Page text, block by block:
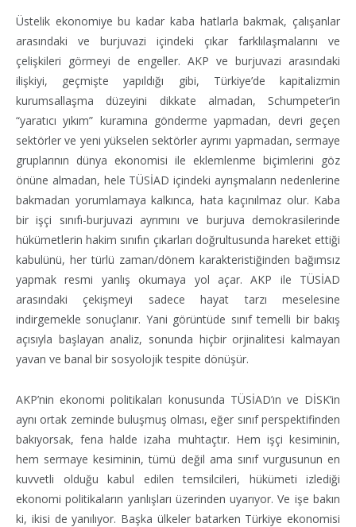
Üstelik ekonomiye bu kadar kaba hatlarla bakmak, çalışanlar
arasındaki ve burjuvazi içindeki çıkar farklılaşmalarını ve
çelişkileri görmeyi de engeller. AKP ve burjuvazi arasındaki
ilişkiyi, geçmişte yapıldığı gibi, Türkiye’de kapitalizmin
kurumsallaşma düzeyini dikkate almadan, Schumpeter’in
“yaratıcı yıkım” kuramına gönderme yapmadan, devri geçen
sektörler ve yeni yükselen sektörler ayrımı yapmadan, sermaye
gruplarının dünya ekonomisi ile eklemlenme biçimlerini göz
önüne almadan, hele TÜSİAD içindeki ayrışmaların nedenlerine
bakmadan yorumlamaya kalkınca, hata kaçınılmaz olur. Kaba
bir işçi sınıfı-burjuvazi ayrımını ve burjuva demokrasilerinde
hükümetlerin hakim sınıfın çıkarları doğrultusunda hareket ettiği
kabulünü, her türlü zaman/dönem karakteristiğinden bağımsız
yapmak resmi yanlış okumaya yol açar. AKP ile TÜSİAD
arasındaki çekişmeyi sadece hayat tarzı meselesine
indirgemekle sonuçlanır. Yani görüntüde sınıf temelli bir bakış
açısıyla başlayan analiz, sonunda hiçbir orjinalitesi kalmayan
yavan ve banal bir sosyolojik tespite dönüşür.
AKP’nin ekonomi politikaları konusunda TÜSİAD’ın ve DİSK’in
aynı ortak zeminde buluşmuş olması, eğer sınıf perspektifinden
bakıyorsak, fena halde izaha muhtaçtır. Hem işçi kesiminin,
hem sermaye kesiminin, tümü değil ama sınıf vurgusunun en
kuvvetli olduğu kabul edilen temsilcileri, hükümeti izlediği
ekonomi politikaların yanlışları üzerinden uyarıyor. Ve işe bakın
ki, ikisi de yanılıyor. Başka ülkeler batarken Türkiye ekonomisi